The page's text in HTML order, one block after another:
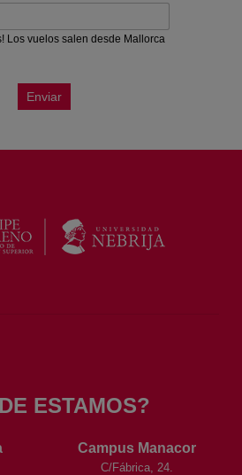
Los vuelos salen desde Mallorca
Enviar
ESTAMOS?
Campus Manacor
C/Fábrica, 24.